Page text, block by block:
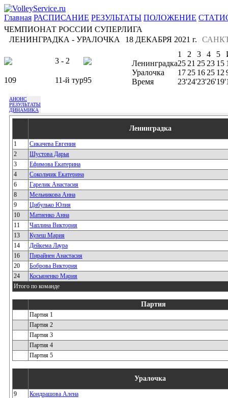
Главная РАСПИСАНИЕ РЕЗУЛЬТАТЫ ПОЛОЖЕНИЕ
ЧЕМПИОНАТ РОССИИ СУПЕРЛИГА
ЛЕНИНГРАДКА - УРАЛОЧКА
18 ДЕКАБРЯ 2021 г.
3 - 2
109 11-й тур95
1 2 3 4 5
Ленинградка25 21 25 23 15
Уралочка
17 25 16 25 12
Время
23'24'23'26'19'
АНОНС
РЕЗУЛЬТАТЫ
ДИНАМИКА
Ленинградка
1
Сикачева Евгения
2
Шустова Дарья
3
Ефимова Екатерина
4
Сокольчик Екатерина
6
Гарелик Анастасия
8
Мельникова Анна
9
Цибулько Юлия
10
Матиенко Анна
11
Чаплина Виктория
13
Кулеш Мария
14
Дейкема Лаура
16
Пирайнен Анастасия
20
Боброва Виктория
24
Косьяненко Мария
Итого по команде
Партия
Партия 1
Партия 2
Партия 3
Партия 4
Партия 5
Уралочка
9
Кондрашова Алена